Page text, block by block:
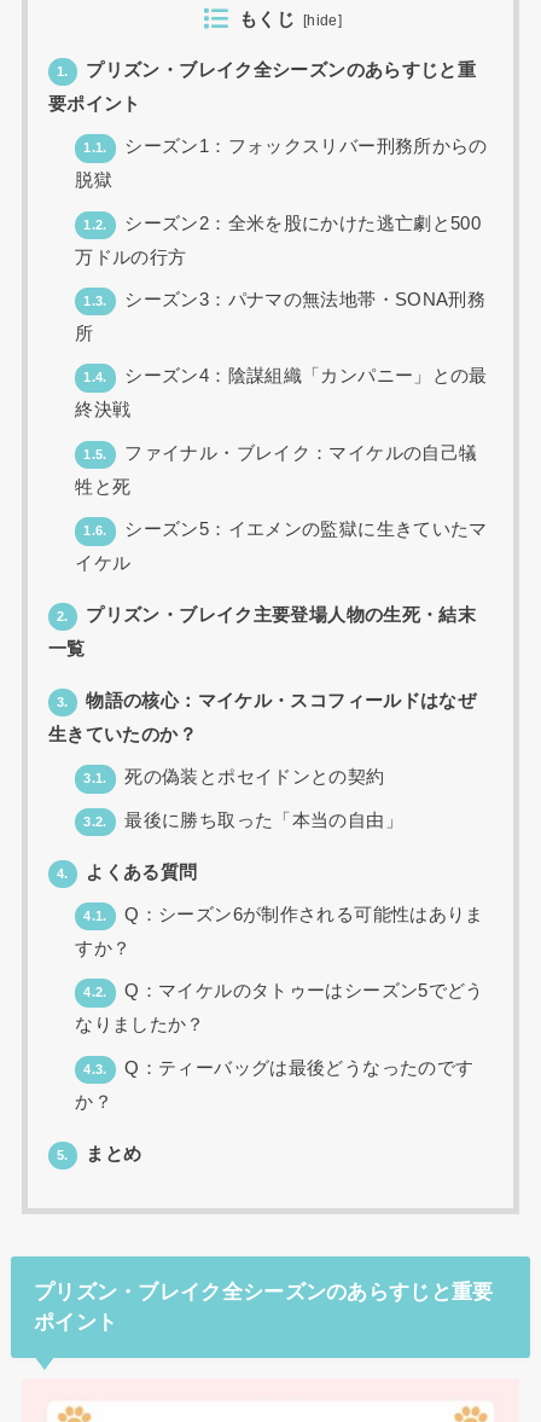
もくじ [hide]
1.
プリズン・ブレイク全シーズンのあらすじと重
要ポイント
1.1.
シーズン1：フォックスリバー刑務所からの
脱獄
1.2.
シーズン2：全米を股にかけた逃亡劇と500
万ドルの行方
1.3.
シーズン3：パナマの無法地帯・SONA刑務
所
1.4.
シーズン4：陰謀組織「カンパニー」との最
終決戦
1.5.
ファイナル・ブレイク：マイケルの自己犠
牲と死
1.6.
シーズン5：イエメンの監獄に生きていたマ
イケル
2.
プリズン・ブレイク主要登場人物の生死・結末
一覧
3.
物語の核心：マイケル・スコフィールドはなぜ
生きていたのか？
3.1. 死の偽装とポセイドンとの契約
3.2. 最後に勝ち取った「本当の自由」
4. よくある質問
4.1.
Q：シーズン6が制作される可能性はありま
すか？
4.2.
Q：マイケルのタトゥーはシーズン5でどう
なりましたか？
4.3.
Q：ティーバッグは最後どうなったのです
か？
5. まとめ
プリズン・ブレイク全シーズンのあらすじと重要
ポイント